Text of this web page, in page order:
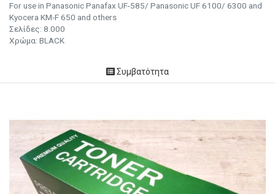
For use in Panasonic Panafax UF-585/ Panasonic UF 6100/ 6300 and
Kyocera KM-F 650 and others
Σελίδες: 8.000
Χρώμα: BLACK
Συμβατότητα